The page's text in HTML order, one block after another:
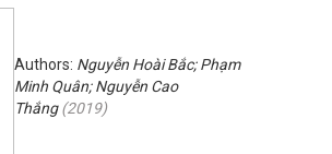
Authors: Nguyễn Hoài Bắc; Phạm
Minh Quân; Nguyễn Cao
Thắng(2019)